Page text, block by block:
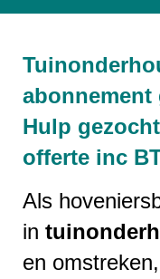
Hulp
offerte inc
Als
in
en